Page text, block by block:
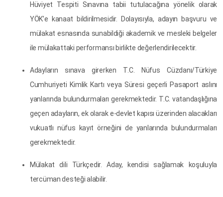
Hüviyet Tespiti Sınavına tabii tutulacağına yönelik olarak
YÖK’e kanaat bildirilmesidir. Dolayısıyla, adayın başvuru ve
mülakat esnasında sunabildiği akademik ve mesleki belgeler
ile mülakattaki performansı birlikte değerlendirilecektir.
Adayların sınava girerken T.C. Nüfus Cüzdanı/Türkiye
Cumhuriyeti Kimlik Kartı veya Süresi geçerli Pasaport aslını
yanlarında bulundurmaları gerekmektedir. T.C. vatandaşlığına
geçen adayların, ek olarak e-devlet kapısı üzerinden alacakları
vukuatlı nüfus kayıt örneğini de yanlarında bulundurmaları
gerekmektedir.
Mülakat dili Türkçedir. Aday, kendisi sağlamak koşuluyla
tercüman desteği alabilir.